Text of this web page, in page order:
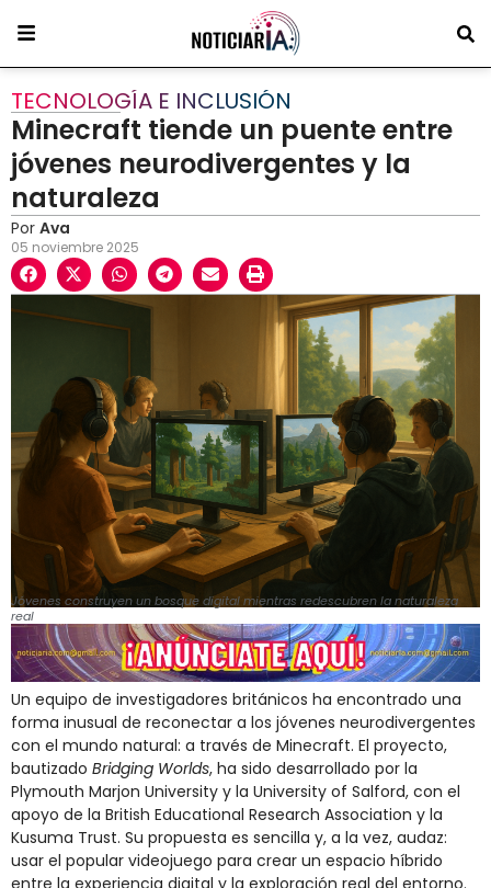
TECNOLOGÍA E INCLUSIÓN
Minecraft tiende un puente entre
jóvenes neurodivergentes y la
naturaleza
Por Ava
05 noviembre 2025
Jóvenes construyen un bosque digital mientras redescubren la naturaleza
real
Un equipo de investigadores británicos ha encontrado una
forma inusual de reconectar a los jóvenes neurodivergentes
con el mundo natural: a través de Minecraft. El proyecto,
bautizado Bridging Worlds, ha sido desarrollado por la
Plymouth Marjon University y la University of Salford, con el
apoyo de la British Educational Research Association y la
Kusuma Trust. Su propuesta es sencilla y, a la vez, audaz:
usar el popular videojuego para crear un espacio híbrido